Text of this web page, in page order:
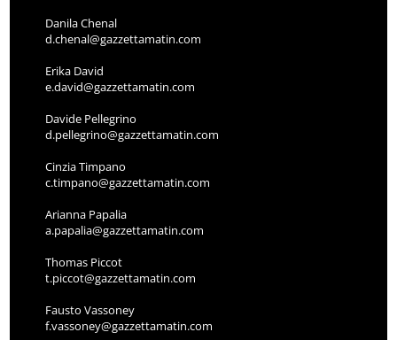
Danila Chenal
d.chenal@gazzettamatin.com
Erika David
e.david@gazzettamatin.com
Davide Pellegrino
d.pellegrino@gazzettamatin.com
Cinzia Timpano
c.timpano@gazzettamatin.com
Arianna Papalia
a.papalia@gazzettamatin.com
Thomas Piccot
t.piccot@gazzettamatin.com
Fausto Vassoney
f.vassoney@gazzettamatin.com